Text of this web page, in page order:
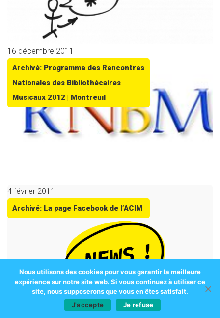
16 décembre 2011
Archivé: Programme des Rencontres
Nationales des Bibliothécaires
Musicaux 2012 | Montreuil
4 février 2011
Archivé: La page Facebook de l’ACIM
Nous utilisons des cookies pour vous garantir la meilleure
expérience sur notre site web. Si vous continuez à utiliser ce
site, nous supposerons que vous en êtes satisfait.
J'accepte
Je refuse